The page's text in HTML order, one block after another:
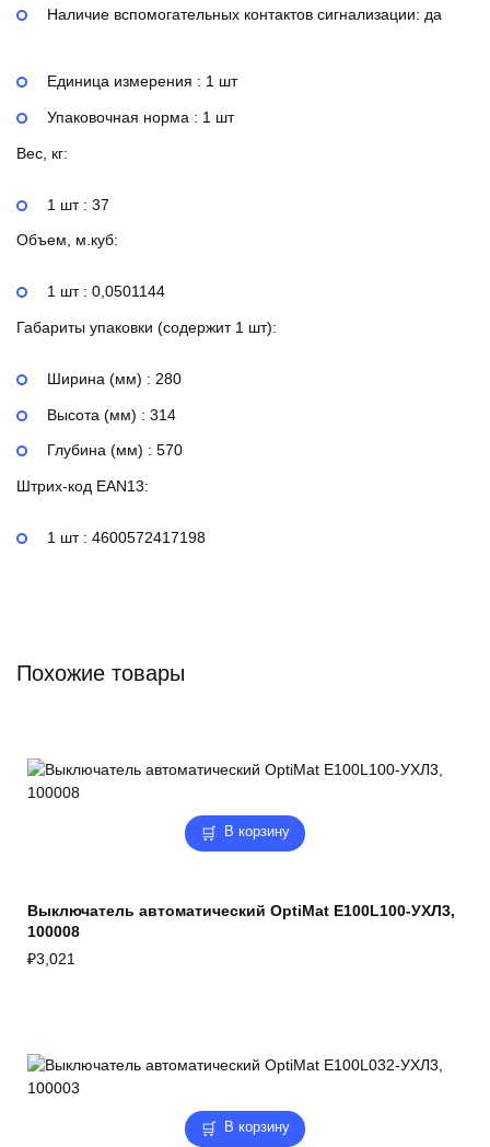
Наличие вспомогательных контактов сигнализации: да
Единица измерения : 1 шт
Упаковочная норма : 1 шт
Вес, кг:
1 шт : 37
Объем, м.куб:
1 шт : 0,0501144
Габариты упаковки (содержит 1 шт):
Ширина (мм) : 280
Высота (мм) : 314
Глубина (мм) : 570
Штрих-код EAN13:
1 шт : 4600572417198
Похожие товары
В корзину
Выключатель автоматический OptiMat E100L100-УХЛ3,
100008
₽3,021
В корзину